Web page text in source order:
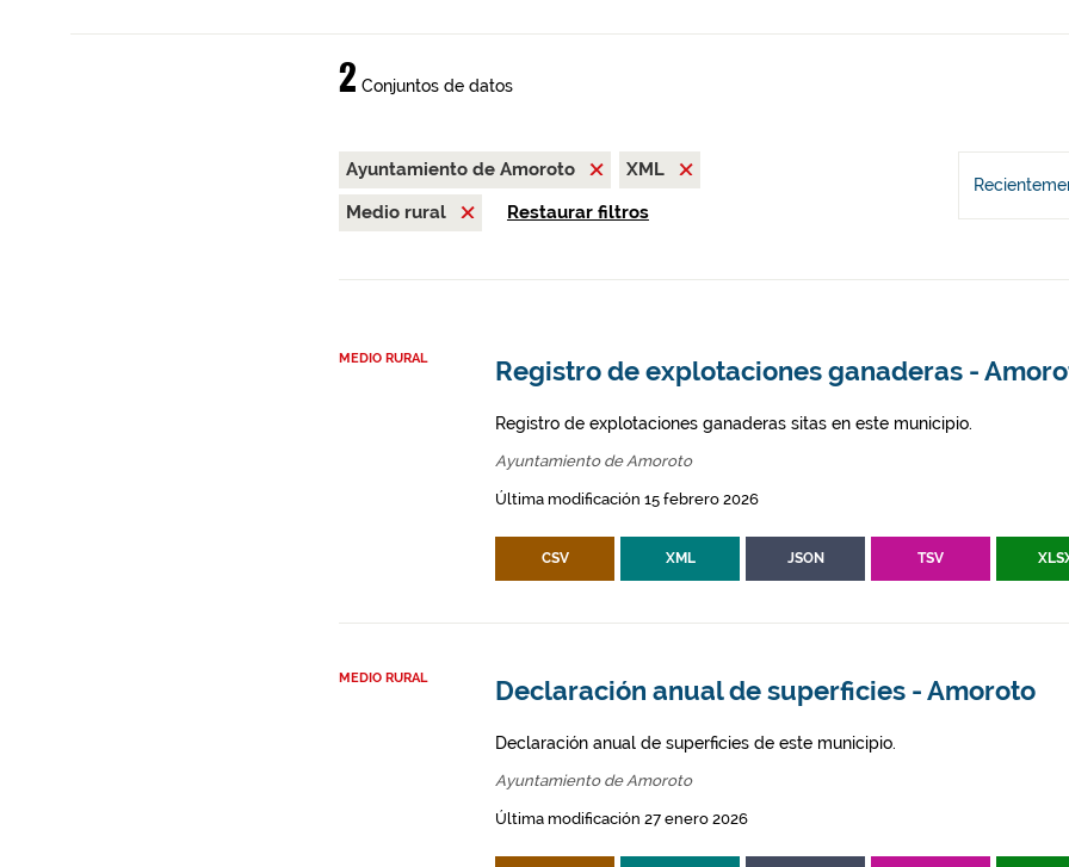
2 Conjuntos de datos
Ayuntamiento de Amoroto
XML
Medio rural
Restaurar filtros
MEDIO RURAL Registro de explotaciones ganaderas -
Registro de explotaciones ganaderas sitas en este municipio.
Ayuntamiento de Amoroto
Última modificación 15 febrero 2026
CSV XML JSON TSV
MEDIO RURAL Declaración anual de superficies - Amoroto
Declaración anual de superficies de este municipio.
Ayuntamiento de Amoroto
Última modificación 27 enero 2026